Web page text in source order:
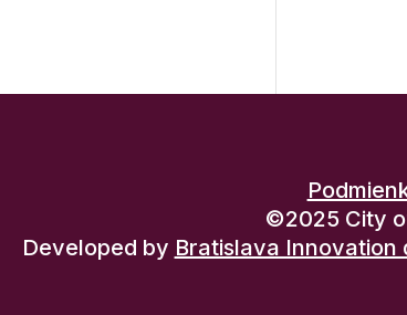
©2025 City
Developed by Bratislava Innovation